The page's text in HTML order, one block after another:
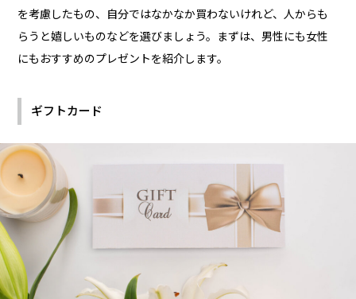
を考慮したもの、自分ではなかなか買わないけれど、人からも
らうと嬉しいものなどを選びましょう。まずは、男性にも女性
にもおすすめのプレゼントを紹介します。
ギフトカード